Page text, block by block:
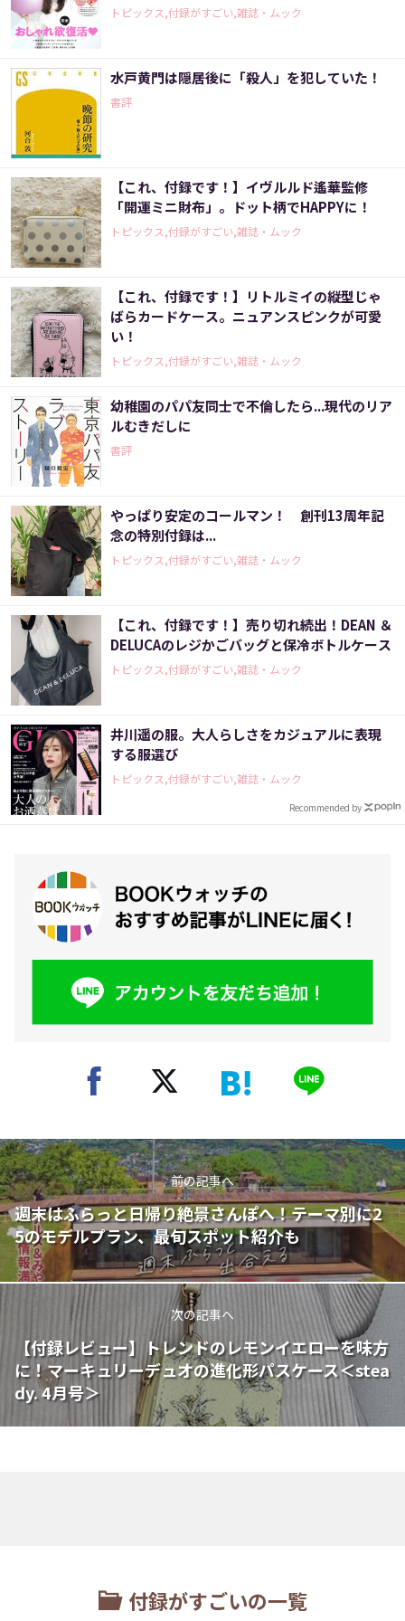
トピックス,付録がすごい,雑誌・ムック
水戸黄門は隠居後に「殺人」を犯していた！
書評
【これ、付録です！】イヴルルド遙華監修
「開運ミニ財布」。ドット柄でHAPPYに！
トピックス,付録がすごい,雑誌・ムック
【これ、付録です！】リトルミイの縦型じゃ
ばらカードケース。ニュアンスピンクが可愛
い！
トピックス,付録がすごい,雑誌・ムック
幼稚園のパパ友同士で不倫したら...現代のリア
ルむきだしに
書評
やっぱり安定のコールマン！ 創刊13周年記
念の特別付録は...
トピックス,付録がすごい,雑誌・ムック
【これ、付録です！】売り切れ続出！DEAN ＆
DELUCAのレジかごバッグと保冷ボトルケース
トピックス,付録がすごい,雑誌・ムック
井川遥の服。大人らしさをカジュアルに表現
する服選び
トピックス,付録がすごい,雑誌・ムック
Recommended by
前の記事へ
週末はふらっと日帰り絶景さんぽへ！テーマ別に2
5のモデルプラン、最旬スポット紹介も
次の記事へ
【付録レビュー】トレンドのレモンイエローを味方
に！マーキュリーデュオの進化形パスケース＜stea
dy. 4月号＞
付録がすごいの一覧